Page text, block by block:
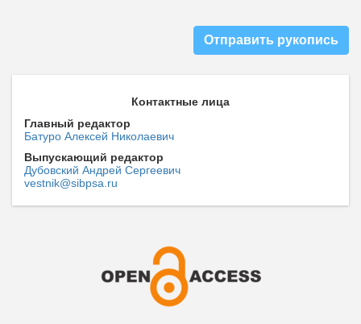
Отправить рукопись
Контактные лица
Главный редактор
Батуро Алексей Николаевич
Выпускающий редактор
Дубовский Андрей Сергеевич
vestnik@sibpsa.ru